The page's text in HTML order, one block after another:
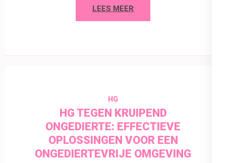
LEES MEER
HG
HG TEGEN KRUIPEND
ONGEDIERTE: EFFECTIEVE
OPLOSSINGEN VOOR EEN
ONGEDIERTEVRIJE OMGEVING